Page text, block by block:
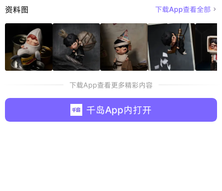
资料图 下载App查看全部 
下载App查看更多精彩内容
千岛App内打开